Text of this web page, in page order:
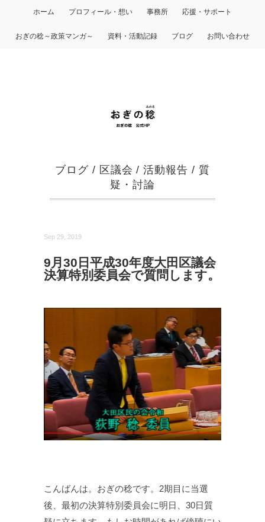
ホーム プロフィール・想い 事務所 応援・サポート
おぎの稔～政策マンガ～ 資料・活動記録 ブログ お問い合わせ
ブログ / 区議会 /活動報告 / 質
疑・討論
Sep 29, 2019
9月30日平成30年度大田区議会
決算特別委員会で質問します。
こんばんは。おぎの稔です。2期目に当選
後、最初の決算特別委員会に明日、30日質